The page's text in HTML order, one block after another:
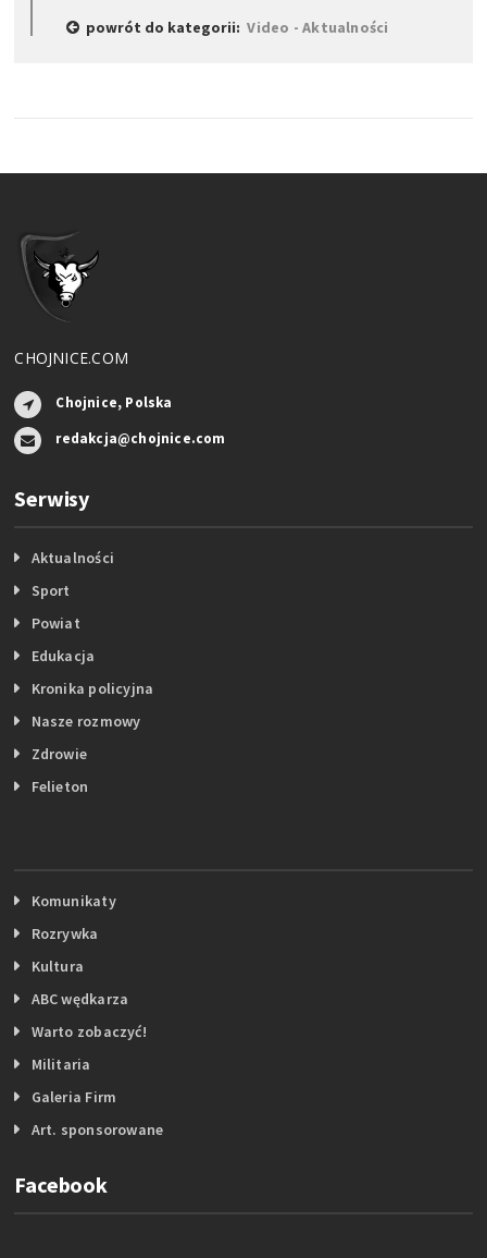
powrót do kategorii:Video - Aktualności
CHOJNICE.COM
Chojnice, Polska
redakcja@chojnice.com
Serwisy
Aktualności
Sport
Powiat
Edukacja
Kronika policyjna
Nasze rozmowy
Zdrowie
Felieton
Komunikaty
Rozrywka
Kultura
ABC wędkarza
Warto zobaczyć!
Militaria
Galeria Firm
Art. sponsorowane
Facebook